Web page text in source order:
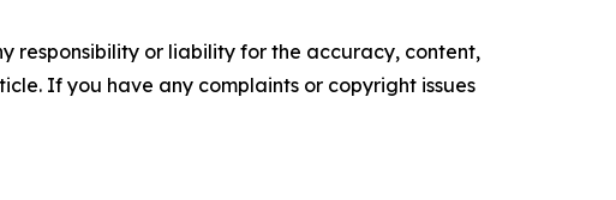
responsibility or liability for the accuracy, content,
If you have any complaints or copyright issues